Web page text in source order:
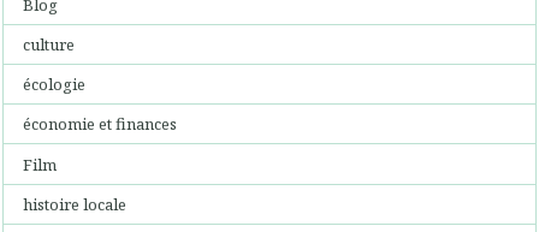
culture
écologie
économie et finances
Film
histoire locale